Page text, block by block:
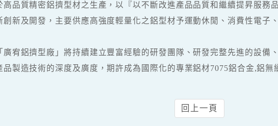
高品質精密鋁擠型材之生產，以『以不斷改進產品品質和繼續提昇服務
創新及開發，主要供應高強度輕量化之鋁型材予運動休閒、消費性電子
廣宥鋁擠型廠」將持續建立豐富經驗的研發團隊、研發完整先進的設備
品製造技術的深度及廣度，期許成為國際化的專業鋁材7075鋁合金,鋁無
回上一頁